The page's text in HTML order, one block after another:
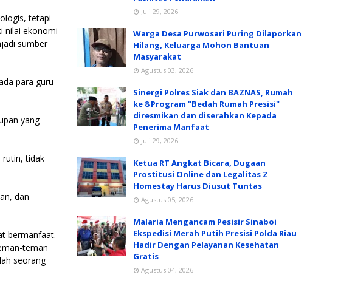
tetapi
nilai ekonomi
sumber
para guru
yang
rutin, tidak
dan
bermanfaat.
teman
seorang
Juli 29, 2026
Warga Desa Purwosari Puring Dilaporkan
Hilang, Keluarga Mohon Bantuan
Masyarakat
Agustus 03, 2026
Sinergi Polres Siak dan BAZNAS, Rumah
ke 8 Program "Bedah Rumah Presisi"
diresmikan dan diserahkan Kepada
Penerima Manfaat
Juli 29, 2026
Ketua RT Angkat Bicara, Dugaan
Prostitusi Online dan Legalitas Z
Homestay Harus Diusut Tuntas
Agustus 05, 2026
Malaria Mengancam Pesisir Sinaboi
Ekspedisi Merah Putih Presisi Polda Riau
Hadir Dengan Pelayanan Kesehatan
Gratis
Agustus 04, 2026